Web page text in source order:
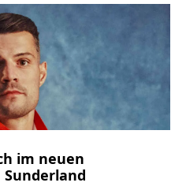
im neuen